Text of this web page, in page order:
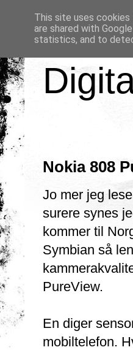
Nokia 808
Jo mer jeg
surere synes
kommer til
Symbian så
PureView.
En diger
mobiltelefon.
This site uses
are shared with
statistics, and to